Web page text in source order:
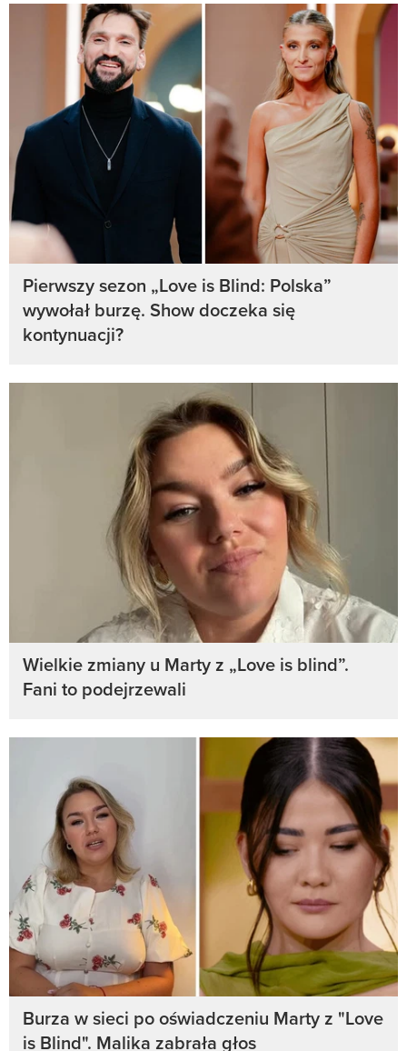
Pierwszy sezon „Love is Blind: Polska”
wywołał burzę. Show doczeka się
kontynuacji?
Wielkie zmiany u Marty z „Love is blind”.
Fani to podejrzewali
Burza w sieci po oświadczeniu Marty z "Love
is Blind". Malika zabrała głos